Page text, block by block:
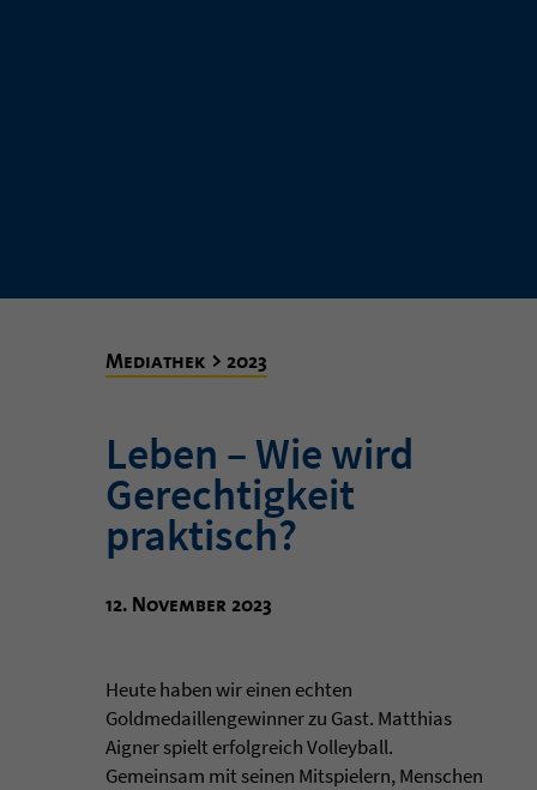
Mediathek > 2023
Leben – Wie wird
Gerechtigkeit
praktisch?
12. November 2023
Heute haben wir einen echten
Goldmedaillengewinner zu Gast. Matthias
Aigner spielt erfolgreich Volleyball.
Gemeinsam mit seinen Mitspielern, Menschen